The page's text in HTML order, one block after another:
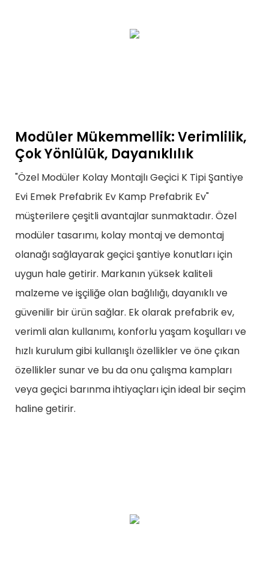
Modüler Mükemmellik: Verimlilik,
Çok Yönlülük, Dayanıklılık
"Özel Modüler Kolay Montajlı Geçici K Tipi Şantiye
Evi Emek Prefabrik Ev Kamp Prefabrik Ev"
müşterilere çeşitli avantajlar sunmaktadır. Özel
modüler tasarımı, kolay montaj ve demontaj
olanağı sağlayarak geçici şantiye konutları için
uygun hale getirir. Markanın yüksek kaliteli
malzeme ve işçiliğe olan bağlılığı, dayanıklı ve
güvenilir bir ürün sağlar. Ek olarak prefabrik ev,
verimli alan kullanımı, konforlu yaşam koşulları ve
hızlı kurulum gibi kullanışlı özellikler ve öne çıkan
özellikler sunar ve bu da onu çalışma kampları
veya geçici barınma ihtiyaçları için ideal bir seçim
haline getirir.